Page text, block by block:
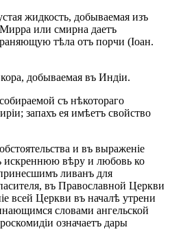
жидкость, добываемая изъ
или смирна даетъ
тѣла отъ порчи (Іоан.
добываемая въ Индіи.
съ нѣкотораго
запахъ ея имѣетъ свойство
и въ выраженіе
искреннюю вѣру и любовь ко
ливанъ для
въ Православной Церкви
всей Церкви въ началѣ утрени
словами ангельской
означаетъ дары